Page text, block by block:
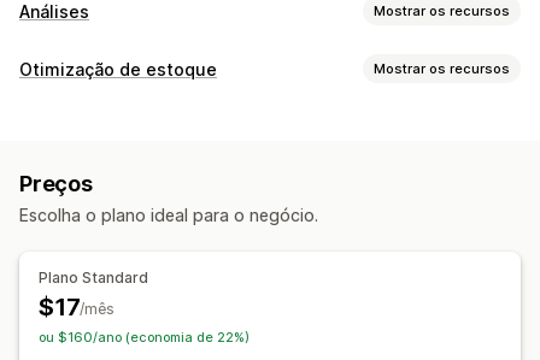
Análises Mostrar os recursos
Comportamento do cliente
Marketing e vendas
Insights de IA
Insights de lucro
Painel de controle de análises
Agendamento de relatório
Otimização de estoque Mostrar os recursos
Atualizações em tempo real
Notificações e análises
Alertas de estoque baixo Relatórios personalizados
Preços
Escolha o plano ideal para o negócio.
Plano Standard
$17/mês
ou $160/ano (economia de 22%)